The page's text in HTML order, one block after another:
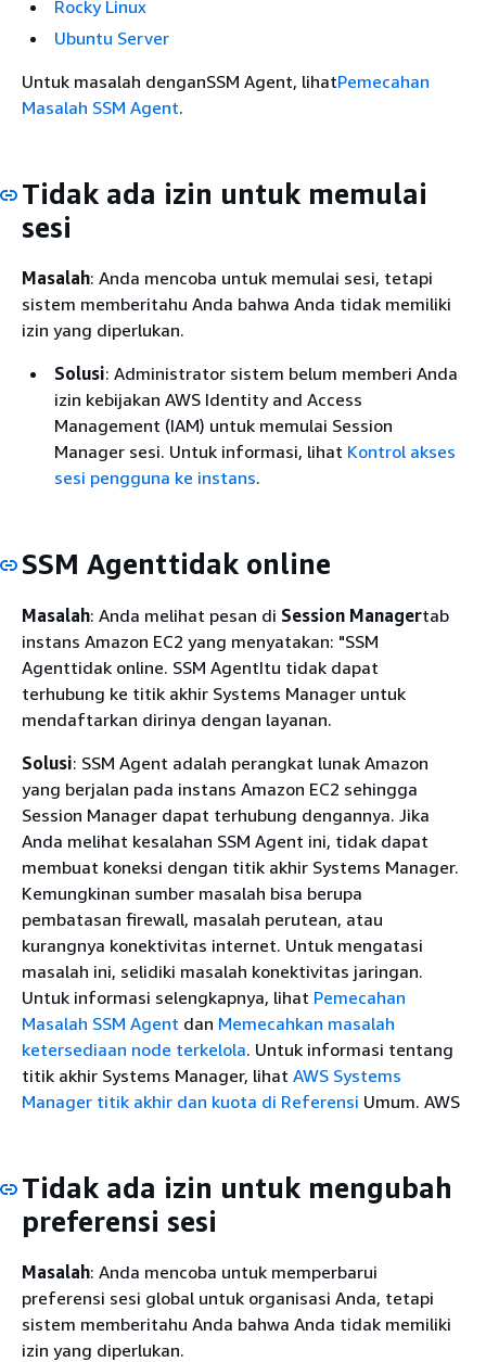
Rocky Linux
Ubuntu Server
Untuk masalah denganSSM Agent, lihatPemecahan
Masalah SSM Agent.
Tidak ada izin untuk memulai
sesi
Masalah: Anda mencoba untuk memulai sesi, tetapi
sistem memberitahu Anda bahwa Anda tidak memiliki
izin yang diperlukan.
Solusi: Administrator sistem belum memberi Anda
izin kebijakan AWS Identity and Access
Management (IAM) untuk memulai Session
Manager sesi. Untuk informasi, lihat Kontrol akses
sesi pengguna ke instans.
SSM Agenttidak online
Masalah: Anda melihat pesan di Session Managertab
instans Amazon EC2 yang menyatakan: "SSM
Agenttidak online. SSM AgentItu tidak dapat
terhubung ke titik akhir Systems Manager untuk
mendaftarkan dirinya dengan layanan.
Solusi: SSM Agent adalah perangkat lunak Amazon
yang berjalan pada instans Amazon EC2 sehingga
Session Manager dapat terhubung dengannya. Jika
Anda melihat kesalahan SSM Agent ini, tidak dapat
membuat koneksi dengan titik akhir Systems Manager.
Kemungkinan sumber masalah bisa berupa
pembatasan firewall, masalah perutean, atau
kurangnya konektivitas internet. Untuk mengatasi
masalah ini, selidiki masalah konektivitas jaringan.
Untuk informasi selengkapnya, lihat Pemecahan
Masalah SSM Agent dan Memecahkan masalah
ketersediaan node terkelola. Untuk informasi tentang
titik akhir Systems Manager, lihat AWS Systems
Manager titik akhir dan kuota di Referensi Umum. AWS
Tidak ada izin untuk mengubah
preferensi sesi
Masalah: Anda mencoba untuk memperbarui
preferensi sesi global untuk organisasi Anda, tetapi
sistem memberitahu Anda bahwa Anda tidak memiliki
izin yang diperlukan.